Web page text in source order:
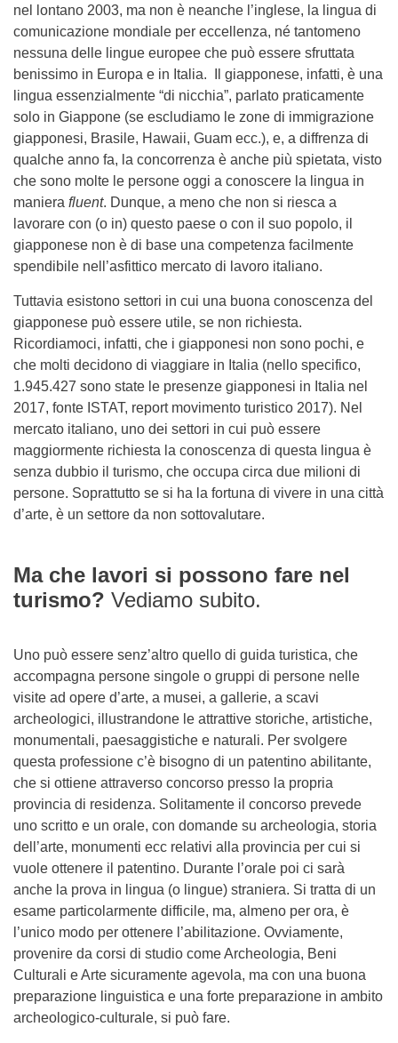
nel lontano 2003, ma non è neanche l’inglese, la lingua di
comunicazione mondiale per eccellenza, né tantomeno
nessuna delle lingue europee che può essere sfruttata
benissimo in Europa e in Italia. Il giapponese, infatti, è una
lingua essenzialmente “di nicchia”, parlato praticamente
solo in Giappone (se escludiamo le zone di immigrazione
giapponesi, Brasile, Hawaii, Guam ecc.), e, a diffrenza di
qualche anno fa, la concorrenza è anche più spietata, visto
che sono molte le persone oggi a conoscere la lingua in
maniera fluent. Dunque, a meno che non si riesca a
lavorare con (o in) questo paese o con il suo popolo, il
giapponese non è di base una competenza facilmente
spendibile nell’asfittico mercato di lavoro italiano.
Tuttavia esistono settori in cui una buona conoscenza del
giapponese può essere utile, se non richiesta.
Ricordiamoci, infatti, che i giapponesi non sono pochi, e
che molti decidono di viaggiare in Italia (nello specifico,
1.945.427 sono state le presenze giapponesi in Italia nel
2017, fonte ISTAT, report movimento turistico 2017). Nel
mercato italiano, uno dei settori in cui può essere
maggiormente richiesta la conoscenza di questa lingua è
senza dubbio il turismo, che occupa circa due milioni di
persone. Soprattutto se si ha la fortuna di vivere in una città
d’arte, è un settore da non sottovalutare.
Ma che lavori si possono fare nel
turismo? Vediamo subito.
Uno può essere senz’altro quello di guida turistica, che
accompagna persone singole o gruppi di persone nelle
visite ad opere d’arte, a musei, a gallerie, a scavi
archeologici, illustrandone le attrattive storiche, artistiche,
monumentali, paesaggistiche e naturali. Per svolgere
questa professione c’è bisogno di un patentino abilitante,
che si ottiene attraverso concorso presso la propria
provincia di residenza. Solitamente il concorso prevede
uno scritto e un orale, con domande su archeologia, storia
dell’arte, monumenti ecc relativi alla provincia per cui si
vuole ottenere il patentino. Durante l’orale poi ci sarà
anche la prova in lingua (o lingue) straniera. Si tratta di un
esame particolarmente difficile, ma, almeno per ora, è
l’unico modo per ottenere l’abilitazione. Ovviamente,
provenire da corsi di studio come Archeologia, Beni
Culturali e Arte sicuramente agevola, ma con una buona
preparazione linguistica e una forte preparazione in ambito
archeologico-culturale, si può fare.